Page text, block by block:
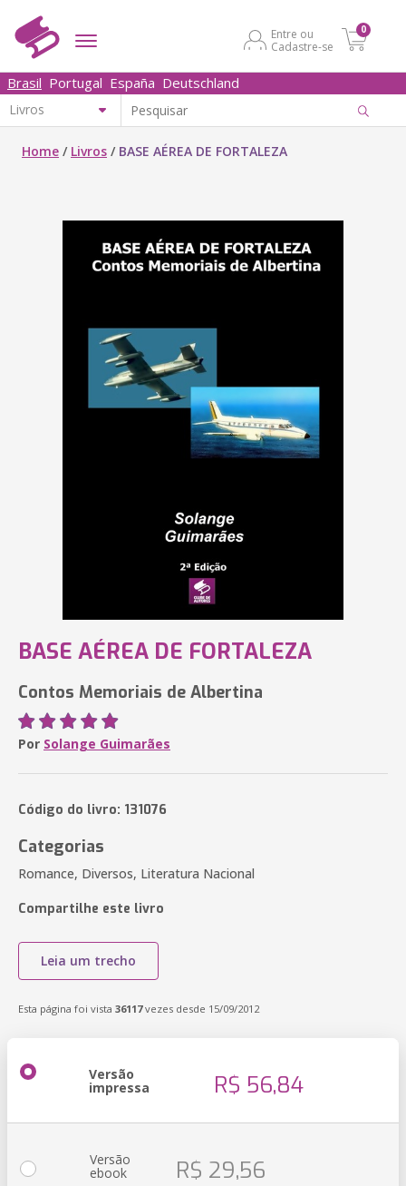
Entre ou
Cadastre-se
0
Brasil Portugal España Deutschland
Home / Livros / BASE AÉREA DE FORTALEZA
BASE AÉREA DE FORTALEZA
Contos Memoriais de Albertina
Por Solange Guimarães
Código do livro: 131076
Categorias
Romance, Diversos, Literatura Nacional
Compartilhe este livro
Leia um trecho
Esta página foi vista 36117vezes desde 15/09/2012
Versão
impressa R$ 56,84
Versão
ebook R$ 29,56